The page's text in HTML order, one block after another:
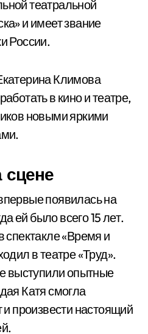
театральной
и имеет звание
России.
Климова
в кино и театре,
новыми яркими
сцене
появилась на
ей было всего 15 лет.
спектакле «Время и
в театре «Труд».
выступили опытные
Катя смогла
и произвести настоящий